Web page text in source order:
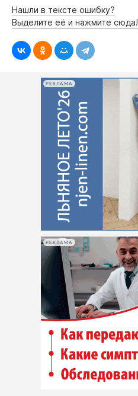
Нашли в тексте ошибку?
Выделите её и нажмите сюда!
РЕКЛАМА
РЕКЛАМА